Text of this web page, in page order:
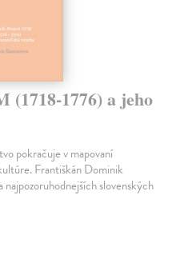
(1718-1776) a jeho
pokračuje v mapovaní
Františkán Dominik
slovenských